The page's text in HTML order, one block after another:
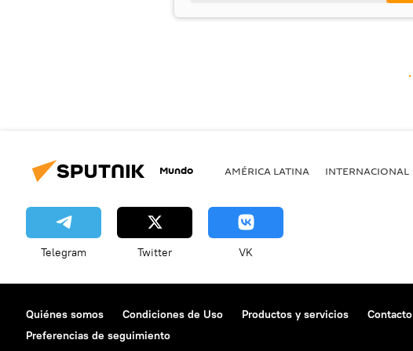
Mundo AMÉRICA LATINA INTERNACIONAL
Telegram Twitter VK
Quiénes somos Condiciones de Uso Productos y servicios Contacto
Preferencias de seguimiento